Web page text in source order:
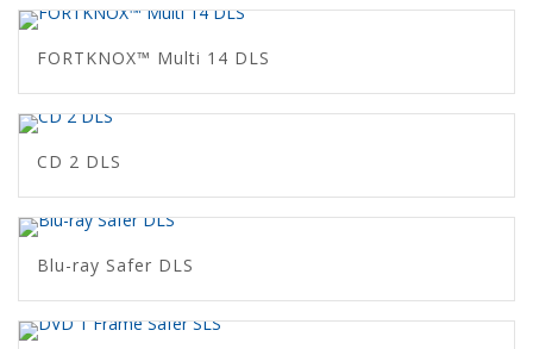
FORTKNOX™ Multi 14 DLS
CD 2 DLS
Blu-ray Safer DLS